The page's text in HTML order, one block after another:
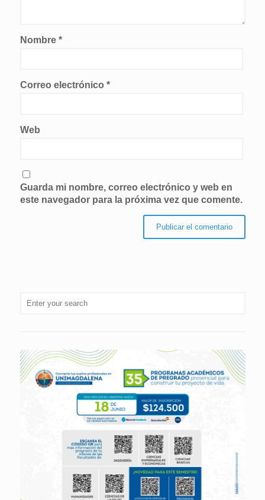
Nombre *
Correo electrónico *
Web
Guarda mi nombre, correo electrónico y web en
este navegador para la próxima vez que comente.